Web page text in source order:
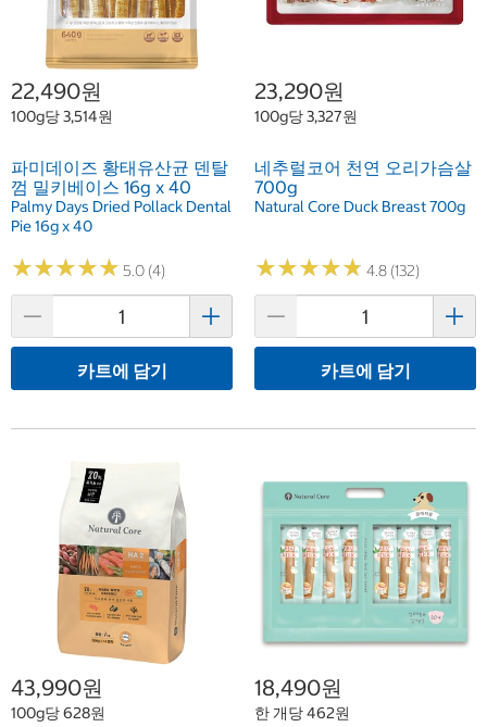
22,490원
100g당 3,514원
파미데이즈 황태유산균 덴탈
껌 밀키베이스 16g x 40
Palmy Days Dried Pollack Dental
Pie 16g x 40
★★★★★
★★★★★ 5.0 (4)
카트에 담기
23,290원
100g당 3,327원
네추럴코어 천연 오리가슴살
700g
Natural Core Duck Breast 700g
★★★★★
★★★★★ 4.8 (132)
카트에 담기
43,990원
100g당 628원
18,490원
한 개당 462원